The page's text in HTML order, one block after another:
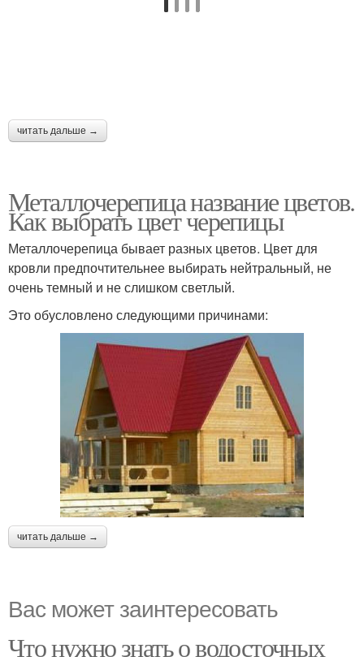
читать дальше →
Металлочерепица название цветов.
Как выбрать цвет черепицы
Металлочерепица бывает разных цветов. Цвет для
кровли предпочтительнее выбирать нейтральный, не
очень темный и не слишком светлый.
Это обусловлено следующими причинами:
читать дальше →
Вас может заинтересовать
Что нужно знать о водосточных